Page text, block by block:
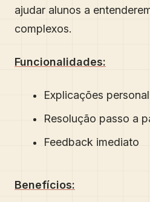
ajudar alunos a
complexos.
Funcionalidades:
Explicações
Resolução passo a
Feedback imediato
Benefícios: